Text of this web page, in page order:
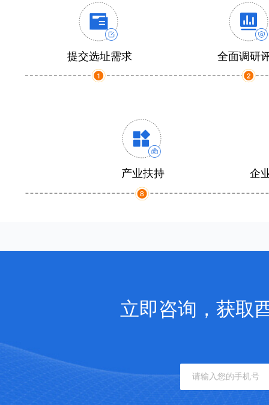
提交选址需求 全面调研
产业扶持 企
立即咨询，获取